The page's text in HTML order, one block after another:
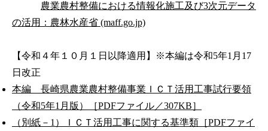
農業農村整備における情報化施工及び3次元データ
の活用：農林水産省 (maff.go.jp)
【令和４年１０月１日以降適用】※本編は令和5年1月17
日改正
本編 長崎県農業農村整備事業ＩＣＴ活用工事試行要領
（令和5年1月版）［PDFファイル／307KB］
（別紙－1）ＩＣＴ活用工事に関する基準類［PDFファイ